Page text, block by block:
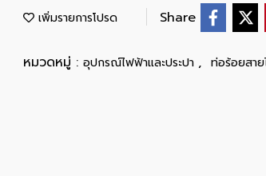
เพิ่มรายการโปรด Share
หมวดหมู่ : อุปกรณ์ไฟฟ้าและประปา , ท่อร้อยส